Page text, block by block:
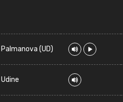
Palmanova (UD)
Udine